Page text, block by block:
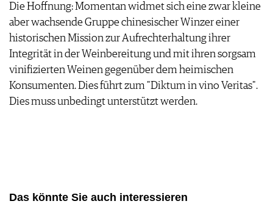
Die Hoffnung: Momentan widmet sich eine zwar kleine
aber wachsende Gruppe chinesischer Winzer einer
historischen Mission zur Aufrechterhaltung ihrer
Integrität in der Weinbereitung und mit ihren sorgsam
vinifizierten Weinen gegenüber dem heimischen
Konsumenten. Dies führt zum "Diktum in vino Veritas".
Dies muss unbedingt unterstützt werden.
Das könnte Sie auch interessieren